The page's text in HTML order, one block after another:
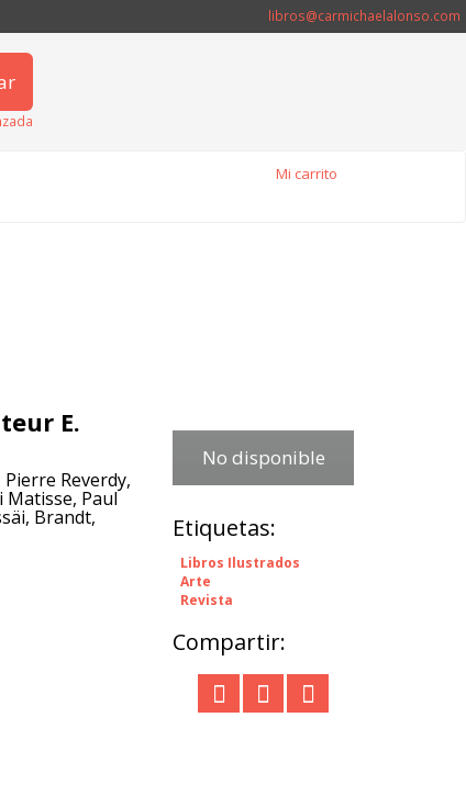
libros@carmichaelalonso.com
Mi carrito
E.
Reverdy,
Matisse, Paul
Brandt,
No disponible
Etiquetas:
Libros Ilustrados
Arte
Revista
Compartir: